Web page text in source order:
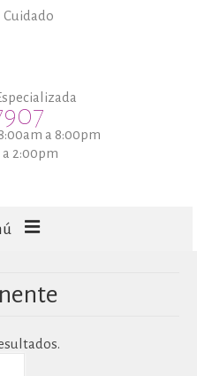
Cuidado
a 8:00pm
2:00pm